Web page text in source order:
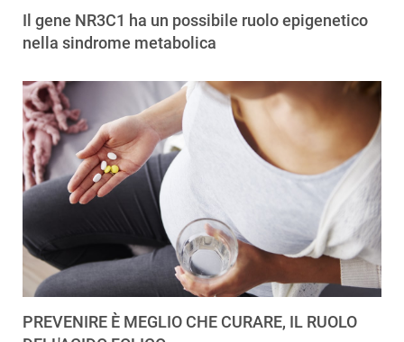
Il gene NR3C1 ha un possibile ruolo epigenetico
nella sindrome metabolica
PREVENIRE È MEGLIO CHE CURARE, IL RUOLO